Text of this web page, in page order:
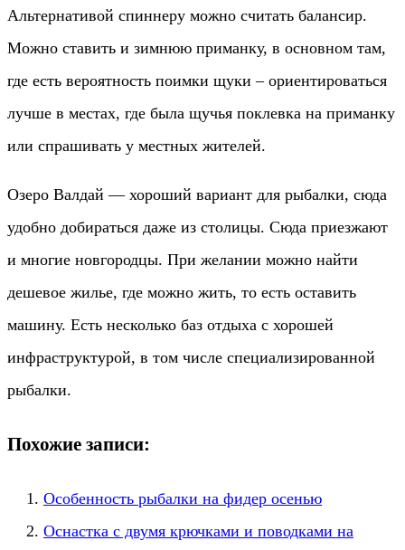
Альтернативой спиннеру можно считать балансир.
Можно ставить и зимнюю приманку, в основном там,
где есть вероятность поимки щуки – ориентироваться
лучше в местах, где была щучья поклевка на приманку
или спрашивать у местных жителей.
Озеро Валдай — хороший вариант для рыбалки, сюда
удобно добираться даже из столицы. Сюда приезжают
и многие новгородцы. При желании можно найти
дешевое жилье, где можно жить, то есть оставить
машину. Есть несколько баз отдыха с хорошей
инфраструктурой, в том числе специализированной
рыбалки.
Похожие записи:
Особенность рыбалки на фидер осенью
Оснастка с двумя крючками и поводками на